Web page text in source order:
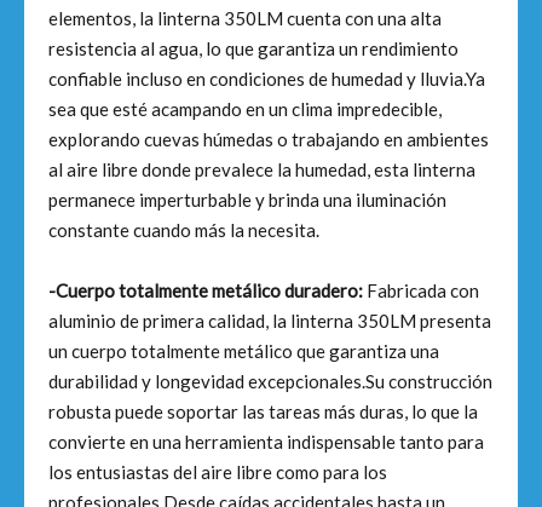
elementos, la linterna 350LM cuenta con una alta
resistencia al agua, lo que garantiza un rendimiento
confiable incluso en condiciones de humedad y lluvia.Ya
sea que esté acampando en un clima impredecible,
explorando cuevas húmedas o trabajando en ambientes
al aire libre donde prevalece la humedad, esta linterna
permanece imperturbable y brinda una iluminación
constante cuando más la necesita.
-Cuerpo totalmente metálico duradero: Fabricada con
aluminio de primera calidad, la linterna 350LM presenta
un cuerpo totalmente metálico que garantiza una
durabilidad y longevidad excepcionales.Su construcción
robusta puede soportar las tareas más duras, lo que la
convierte en una herramienta indispensable tanto para
los entusiastas del aire libre como para los
profesionales.Desde caídas accidentales hasta un